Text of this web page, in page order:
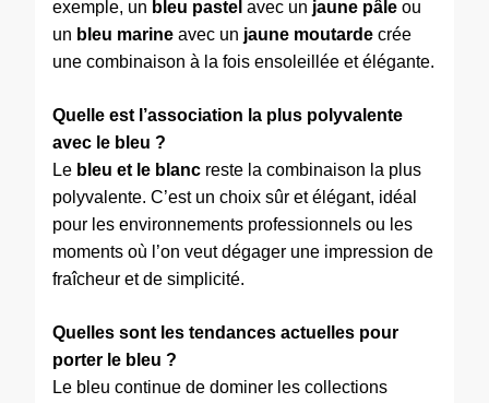
exemple, un bleu pastel avec un jaune pâle ou
un bleu marine avec un jaune moutarde crée
une combinaison à la fois ensoleillée et élégante.
Quelle est l’association la plus polyvalente
avec le bleu ?
Le bleu et le blanc reste la combinaison la plus
polyvalente. C’est un choix sûr et élégant, idéal
pour les environnements professionnels ou les
moments où l’on veut dégager une impression de
fraîcheur et de simplicité.
Quelles sont les tendances actuelles pour
porter le bleu ?
Le bleu continue de dominer les collections